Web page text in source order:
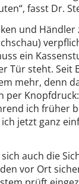
fasst Dr.
und
ein
Tür steht. Seit
mehr, denn
per
ich früher
jetzt ganz
auch die
vor Ort